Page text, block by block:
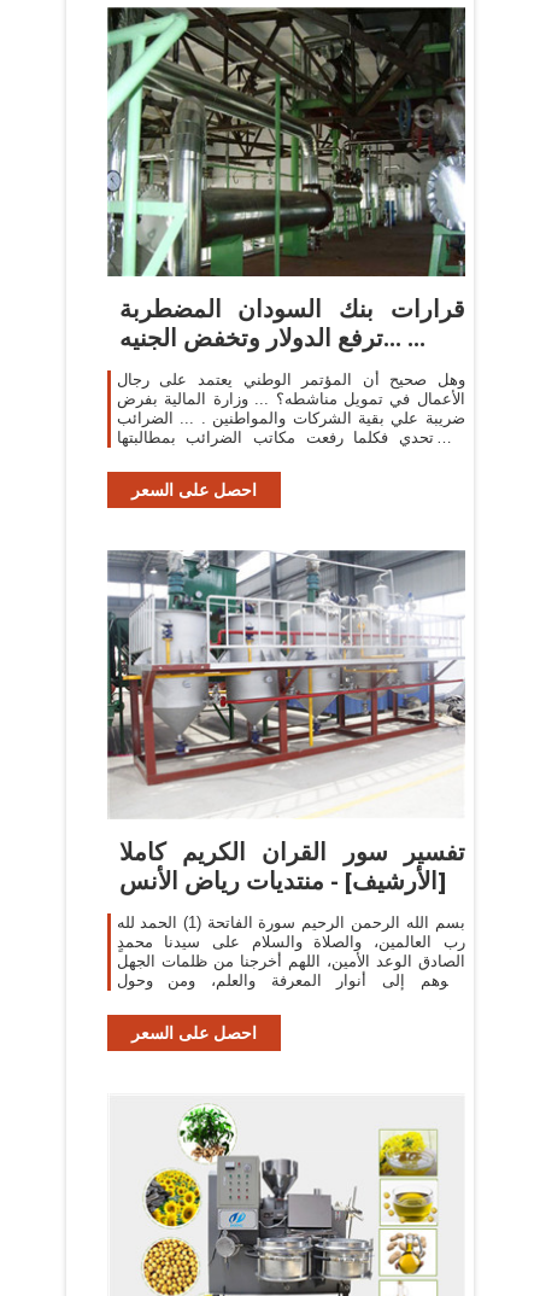
قرارات بنك السودان المضطربة
...ترفع الدولار وتخفض الجنيه ...
وهل صحيح أن المؤتمر الوطني يعتمد على رجال
الأعمال في تمويل مناشطه؟ ... وزارة المالية بفرض
ضريبة علي بقية الشركات والمواطنين . ... الضرائب
في تحدي فكلما رفعت مكاتب الضرائب بمطالبتها
احصل على السعر
تفسير سور القران الكريم كاملا
[الأرشيف] - منتديات رياض الأنس
بسم الله الرحمن الرحيم سورة الفاتحة (1) الحمد لله
رب العالمين، والصلاة والسلام على سيدنا محمدٍ
الصادق الوعد الأمين، اللهم أخرجنا من ظلمات الجهل
والوهم إلى أنوار المعرفة والعلم، ومن وحول
احصل على السعر